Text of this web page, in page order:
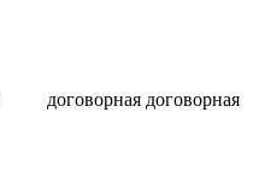
договорная договорная